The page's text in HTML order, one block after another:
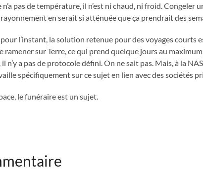
pas de température, il n’est ni chaud, ni froid. Congeler
en serait si atténuée que ça prendrait des
l’instant, la solution retenue pour des voyages courts
sur Terre, ce qui prend quelque jours au
n’y a pas de protocole défini. On ne sait pas. Mais, à la
spécifiquement sur ce sujet en lien avec des sociétés
le funéraire est un sujet.